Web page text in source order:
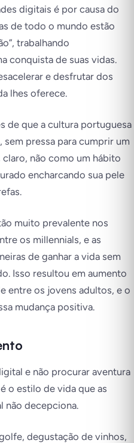
digitais é por causa do
de todo o mundo estão
trabalhando
conquista de suas vidas.
e desfrutar dos
lhes oferece.
de que a cultura portuguesa
pressa para cumprir um
não como um hábito
encharcando sua pele
muito prevalente nos
os millennials, e as
de ganhar a vida sem
Isso resultou em aumento
entre os jovens adultos, e o
mudança positiva.
e não procurar aventura
o estilo de vida que as
não decepciona.
degustação de vinhos,